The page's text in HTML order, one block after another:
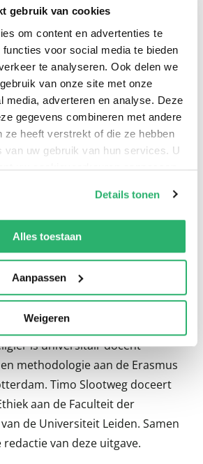
gebruik van cookies
om content en advertenties te
voor social media te bieden
te analyseren. Ook delen we
van onze site met onze
media, adverteren en analyse. Deze
gegevens combineren met andere
ze heeft verstrekt of die ze hebben
van uw gebruik van hun services. U
uw cookievoorkeuren aanpassen
met13 derdendie uw gegevens
verwerken.
Details tonen
Alles toestaan
Aanpassen
Weigeren
De denkers die in dit boek
trachten elk op eigen wijze recht te
karakter van de mens. Als
mens zichzelf in de steeds
tot de ander, waarbij de relatie
de lijnen van de existentiële
De persoon geeft zich gestalte en
steeds opnieuw antwoord te
appèl dat uitgaat van de singuliere
dit boek onderzoeken deze
Karl Jaspers, Ludwig Klages,
Emmanuel Levinas, Emmanuel
Denis de Rougemont, Max
Miguel de Unamuno en Simone
is universitair docent
methodologie aan de Erasmus
Timo Slootweg doceert
aan de Faculteit der
de Universiteit Leiden. Samen
van deze uitgave.